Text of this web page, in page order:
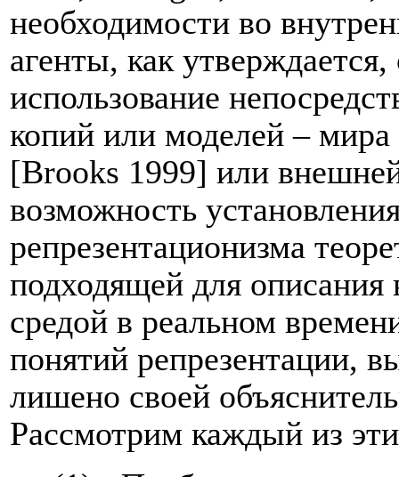
необходимости во
агенты, как
использование
копий или моделей – мира
[Brooks 1999] или
возможность
репрезентационизма
подходящей для описания
средой в реальном
понятий репрезентации,
лишено своей
Рассмотрим каждый из